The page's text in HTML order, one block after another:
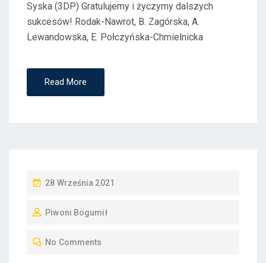
Syska (3DP) Gratulujemy i życzymy dalszych
sukcesów! Rodak-Nawrot, B. Zagórska, A.
Lewandowska, E. Połczyńska-Chmielnicka
Read More
P
S
28 Września 2021
Piwoni Bogumił
No Comments